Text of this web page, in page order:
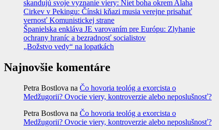
skandujú svoje vyznanie viery: Niet boha okrem Alaha
Cirkev v Pekingu: Čínski kňazi musia verejne prisahať
vernosť Komunistickej strane
Španielska enkláva JE varovaním pre Európu: Zlyhanie
ochrany hraníc a bezradnosť socialistov
„Božstvo vedy“ na lopatkách
Najnovšie komentáre
Petra Bostlova na Čo hovoria teológ a exorcista o
Medžugorii? Ovocie viery, kontroverzie alebo neposlušnosť?
Petra Bostlova na Čo hovoria teológ a exorcista o
Medžugorii? Ovocie viery, kontroverzie alebo neposlušnosť?